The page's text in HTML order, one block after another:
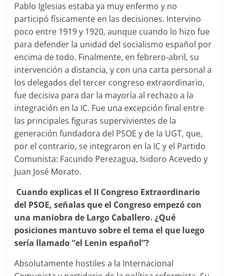
Pablo Iglesias estaba ya muy enfermo y no
participó físicamente en las decisiones. Intervino
poco entre 1919 y 1920, aunque cuando lo hizo fue
para defender la unidad del socialismo español por
encima de todo. Finalmente, en febrero-abril, su
intervención a distancia, y con una carta personal a
los delegados del tercer congreso extraordinario,
fue decisiva para dar la mayoría al rechazo a la
integración en la IC. Fue una excepción final entre
las principales figuras supervivientes de la
generación fundadora del PSOE y de la UGT, que,
por el contrario, se integraron en la IC y el Partido
Comunista: Facundo Perezagua, Isidoro Acevedo y
Juan José Morato.
Cuando explicas el II Congreso Extraordinario
del PSOE, señalas que el Congreso empezó con
una maniobra de Largo Caballero. ¿Qué
posiciones mantuvo sobre el tema el que luego
sería llamado “el Lenin español”?
Absolutamente hostiles a la Internacional